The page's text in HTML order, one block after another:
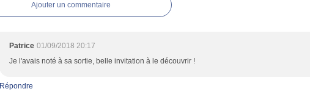
Ajouter un commentaire
Patrice 01/09/2018 20:17
Je l'avais noté à sa sortie, belle invitation à le découvrir !
Répondre